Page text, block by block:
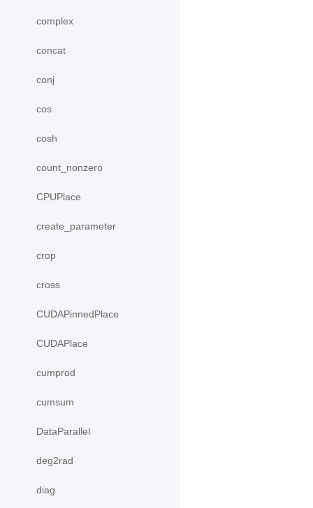
complex
concat
conj
cos
cosh
count_nonzero
CPUPlace
create_parameter
crop
cross
CUDAPinnedPlace
CUDAPlace
cumprod
cumsum
DataParallel
deg2rad
diag